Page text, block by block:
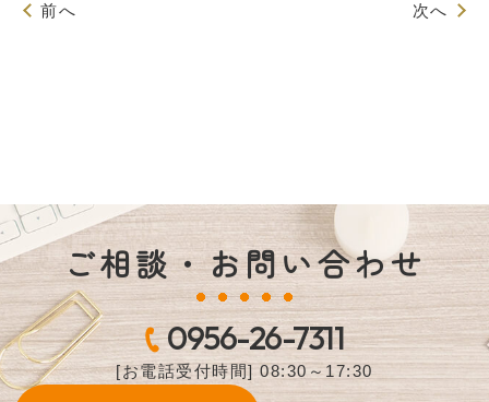
前へ 次へ
ご相談・お問い合わせ
0956-26-7311
[お電話受付時間] 08:30～17:30